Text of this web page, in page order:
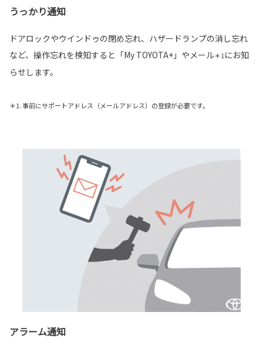
うっかり通知
ドアロックやウインドゥの閉め忘れ、ハザードランプの消し忘れ
など、操作忘れを検知すると「My TOYOTA+」やメール＊1にお知
らせします。
＊1. 事前にサポートアドレス（メールアドレス）の登録が必要です。
アラーム通知